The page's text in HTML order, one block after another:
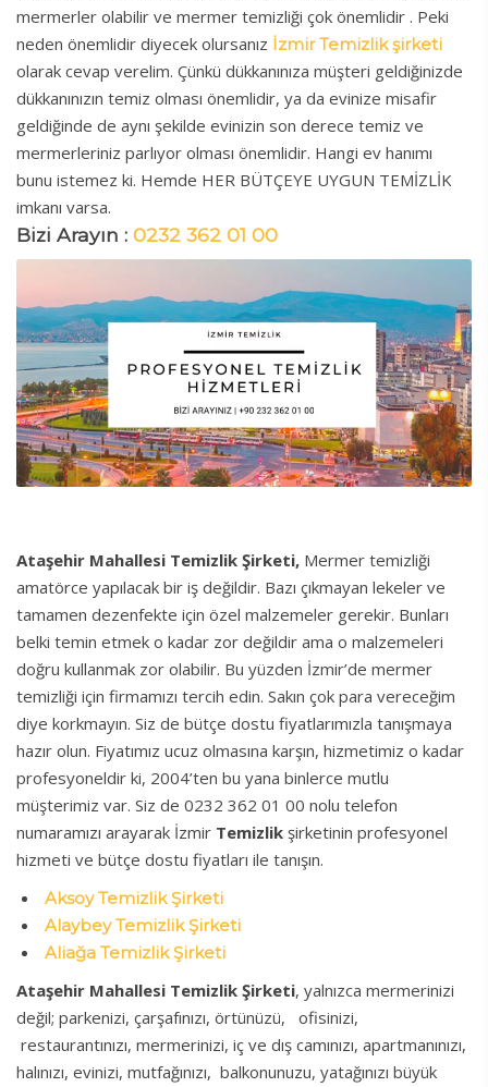
mermerler olabilir ve mermer temizliği çok önemlidir . Peki
neden önemlidir diyecek olursanız İzmir Temizlik şirketi
olarak cevap verelim. Çünkü dükkanınıza müşteri geldiğinizde
dükkanınızın temiz olması önemlidir, ya da evinize misafir
geldiğinde de aynı şekilde evinizin son derece temiz ve
mermerleriniz parlıyor olması önemlidir. Hangi ev hanımı
bunu istemez ki. Hemde HER BÜTÇEYE UYGUN TEMİZLİK
imkanı varsa.
Bizi Arayın : 0232 362 01 00
Ataşehir Mahallesi Temizlik Şirketi, Mermer temizliği
amatörce yapılacak bir iş değildir. Bazı çıkmayan lekeler ve
tamamen dezenfekte için özel malzemeler gerekir. Bunları
belki temin etmek o kadar zor değildir ama o malzemeleri
doğru kullanmak zor olabilir. Bu yüzden İzmir’de mermer
temizliği için firmamızı tercih edin. Sakın çok para vereceğim
diye korkmayın. Siz de bütçe dostu fiyatlarımızla tanışmaya
hazır olun. Fiyatımız ucuz olmasına karşın, hizmetimiz o kadar
profesyoneldir ki, 2004’ten bu yana binlerce mutlu
müşterimiz var. Siz de 0232 362 01 00 nolu telefon
numaramızı arayarak İzmir Temizlik şirketinin profesyonel
hizmeti ve bütçe dostu fiyatları ile tanışın.
Aksoy Temizlik Şirketi
Alaybey Temizlik Şirketi
Aliağa Temizlik Şirketi
Ataşehir Mahallesi Temizlik Şirketi, yalnızca mermerinizi
değil; parkenizi, çarşafınızı, örtünüzü, ofisinizi,
restaurantınızı, mermerinizi, iç ve dış camınızı, apartmanınızı,
halınızı, evinizi, mutfağınızı, balkonunuzu, yatağınızı büyük